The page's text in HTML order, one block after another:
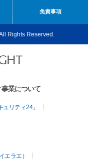
免責事項
Rights Reserved.
業について
リティ24」
エラエ）